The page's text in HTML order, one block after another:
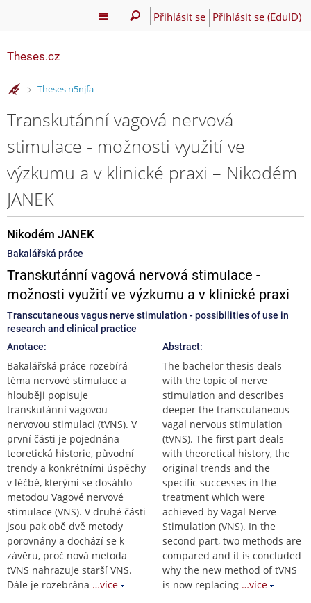
Přihlásit se Přihlásit se (EduID)
Theses.cz
>
Theses n5njfa
Transkutánní vagová nervová
stimulace - možnosti využití ve
výzkumu a v klinické praxi – Nikodém
JANEK
Nikodém JANEK
Bakalářská práce
Transkutánní vagová nervová stimulace -
možnosti využití ve výzkumu a v klinické praxi
Transcutaneous vagus nerve stimulation - possibilities of use in
research and clinical practice
Anotace:
Bakalářská práce rozebírá
téma nervové stimulace a
hlouběji popisuje
transkutánní vagovou
nervovou stimulaci (tVNS). V
první části je pojednána
teoretická historie, původní
trendy a konkrétními úspěchy
v léčbě, kterými se dosáhlo
metodou Vagové nervové
stimulace (VNS). V druhé části
jsou pak obě dvě metody
porovnány a dochází se k
závěru, proč nová metoda
tVNS nahrazuje starší VNS.
Dále je rozebrána …více
Abstract:
The bachelor thesis deals
with the topic of nerve
stimulation and describes
deeper the transcutaneous
vagal nervous stimulation
(tVNS). The first part deals
with theoretical history, the
original trends and the
specific successes in the
treatment which were
achieved by Vagal Nerve
Stimulation (VNS). In the
second part, two methods are
compared and it is concluded
why the new method of tVNS
is now replacing …více